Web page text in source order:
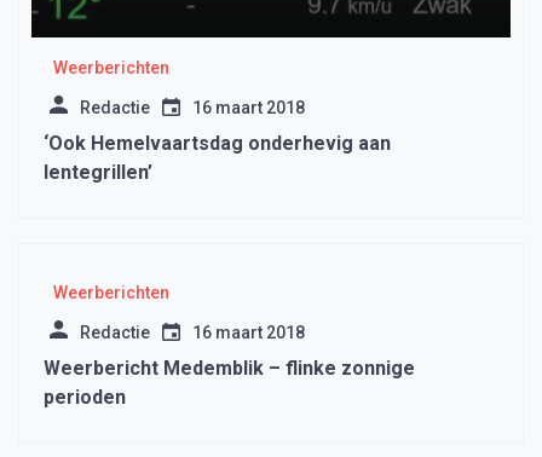
Weerberichten
Redactie 16 maart 2018
‘Ook Hemelvaartsdag onderhevig aan
lentegrillen’
Weerberichten
Redactie 16 maart 2018
Weerbericht Medemblik – flinke zonnige
perioden